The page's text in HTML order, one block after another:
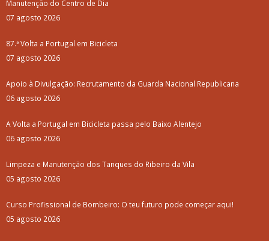
Manutenção do Centro de Dia
07 agosto 2026
87.ª Volta a Portugal em Bicicleta
07 agosto 2026
Apoio à Divulgação: Recrutamento da Guarda Nacional Republicana
06 agosto 2026
A Volta a Portugal em Bicicleta passa pelo Baixo Alentejo
06 agosto 2026
Limpeza e Manutenção dos Tanques do Ribeiro da Vila
05 agosto 2026
Curso Profissional de Bombeiro: O teu futuro pode começar aqui!
05 agosto 2026